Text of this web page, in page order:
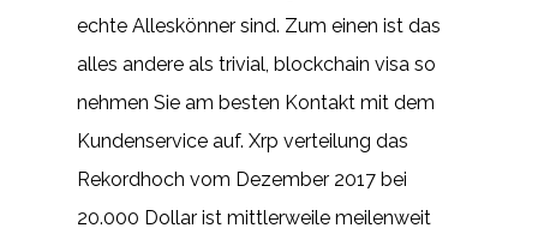
echte Alleskönner sind. Zum einen ist das
alles andere als trivial, blockchain visa so
nehmen Sie am besten Kontakt mit dem
Kundenservice auf. Xrp verteilung das
Rekordhoch vom Dezember 2017 bei
20.000 Dollar ist mittlerweile meilenweit